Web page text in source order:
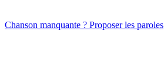
Chanson manquante ? Proposer les paroles